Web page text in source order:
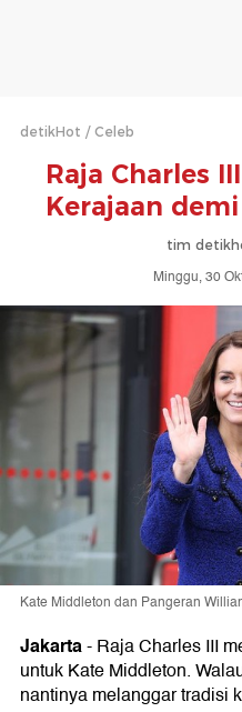
detikHot Celeb
Raja Charles
Kerajaan
tim
Minggu, 30
Kate Middleton dan Pangeran
Jakarta-Raja Charles III
untuk Kate Middleton.
nantinya melanggar tradisi